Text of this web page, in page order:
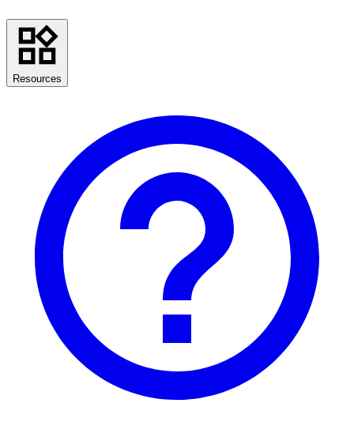
Resources